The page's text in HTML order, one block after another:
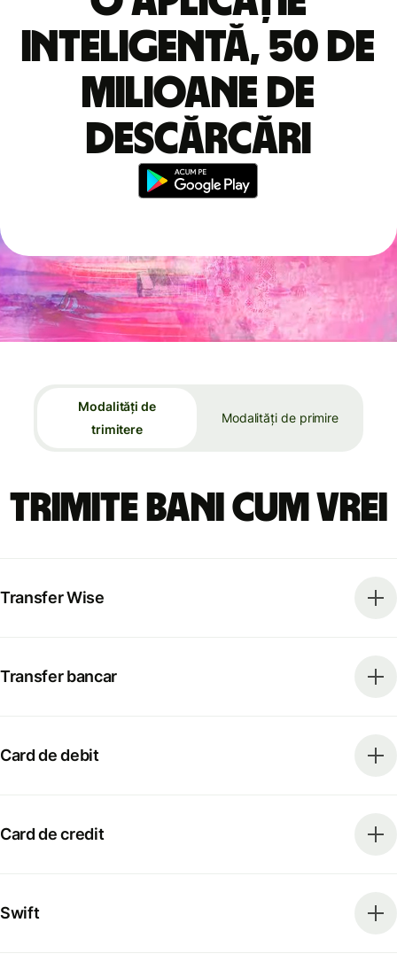
inteligentă, 50 de
milioane de
descărcări
Modalități de
trimitere
Modalități de primire
Trimite bani cum vrei
Transfer Wise
Transfer bancar
Card de debit
Card de credit
Swift